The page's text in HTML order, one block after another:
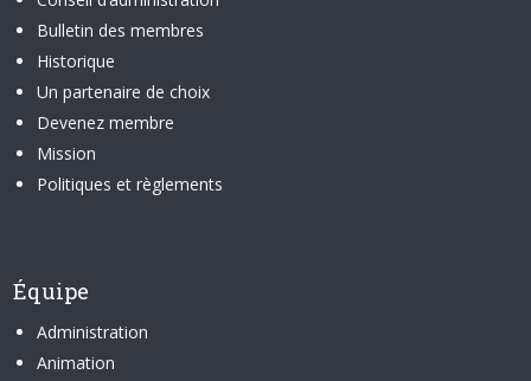
Bulletin des membres
Historique
Un partenaire de choix
Devenez membre
Mission
Politiques et règlements
Équipe
Administration
Animation